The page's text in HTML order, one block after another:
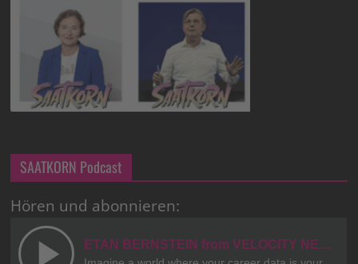
SAATKORN Podcast
Hören und abonnieren: